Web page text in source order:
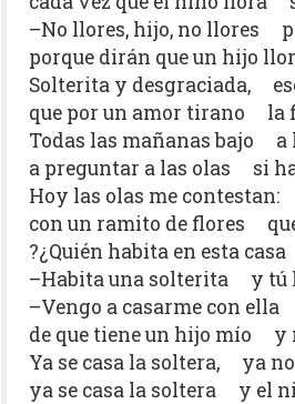
–No llores, hijo, no llores
porque dirán que un hijo
Solterita y desgraciada,
que por un amor tirano la
Todas las mañanas bajo
a preguntar a las olas si
Hoy las olas me
con un ramito de flores
?¿Quién habita en esta
–Habita una solterita y tú
–Vengo a casarme con
de que tiene un hijo mío y
Ya se casa la soltera, ya
ya se casa la soltera y el